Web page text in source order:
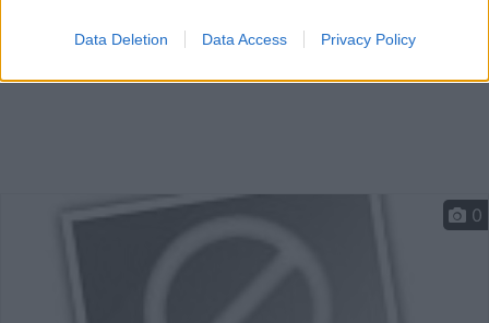
Data Deletion Data Access Privacy Policy
0